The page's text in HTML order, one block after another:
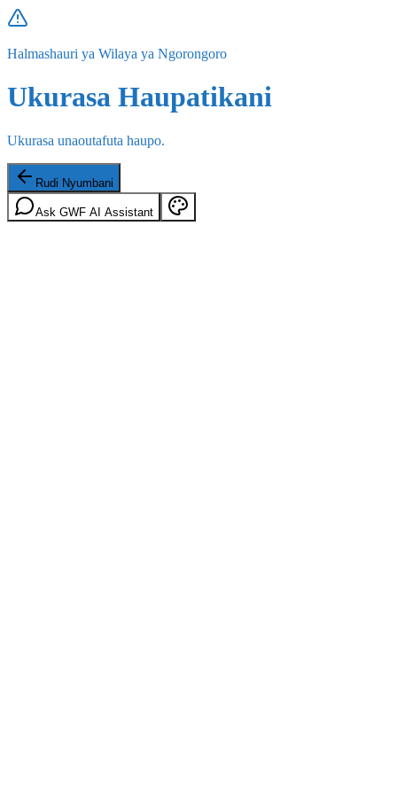
Halmashauri ya Wilaya ya Ngorongoro
Ukurasa Haupatikani
Ukurasa unaoutafuta haupo.
Rudi Nyumbani
Ask GWF AI Assistant